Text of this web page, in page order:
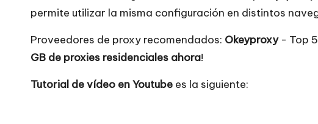
a
t
u
it
permite utilizar la misma configuración en distintos
Proveedores de proxy recomendados: Okeyproxy- Top 5
GB de proxies residenciales ahora!
Tutorial de vídeo en Youtube es la siguiente: